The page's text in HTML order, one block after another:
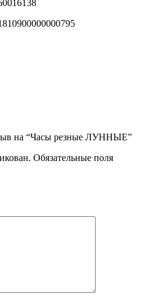
на “Часы резные ЛУННЫЕ”
Обязательные поля